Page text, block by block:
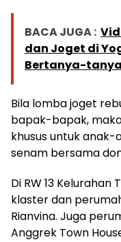
BACA JUGA :
dan Joget di
Bertanya-tanya
Bila lomba joget
bapak-bapak,
khusus untuk
senam bersama
Di RW 13
klaster dan
Rianvina. Juga
Anggrek Town